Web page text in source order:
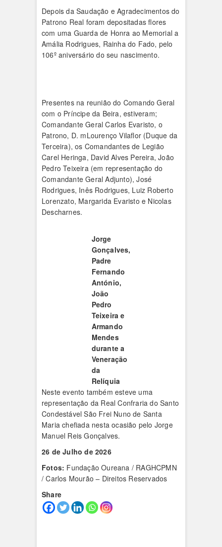
Depois da Saudação e Agradecimentos do
Patrono Real foram depositadas flores
com uma Guarda de Honra ao Memorial a
Amália Rodrigues, Rainha do Fado, pelo
106º aniversário do seu nascimento.
Presentes na reunião do Comando Geral
com o Príncipe da Beira, estiveram;
Comandante Geral Carlos Evaristo, o
Patrono, D. mLourenço Vilaflor (Duque da
Terceira), os Comandantes de Legião
Carel Heringa, David Alves Pereira, João
Pedro Teixeira (em representação do
Comandante Geral Adjunto), José
Rodrigues, Inês Rodrigues, Luiz Roberto
Lorenzato, Margarida Evaristo e Nicolas
Descharnes.
Jorge
Gonçalves,
Padre
Fernando
António,
João
Pedro
Teixeira e
Armando
Mendes
durante a
Veneração
da
Relíquia
Neste evento também esteve uma
representação da Real Confraria do Santo
Condestável São Frei Nuno de Santa
Maria chefiada nesta ocasião pelo Jorge
Manuel Reis Gonçalves.
26 de Julho de 2026
Fotos: Fundação Oureana / RAGHCPMN
/ Carlos Mourão – Direitos Reservados
Share